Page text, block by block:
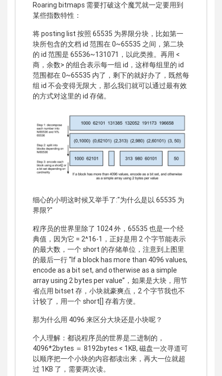
Roaring bitmaps 需要打破这个魔咒就一定要用到
某些指数特性：
将 posting list 按照 65535 为界限分块，比如第一
块所包含的文档 id 范围在 0~65535 之间，第二块
的 id 范围是 65536~131071，以此类推。再用 <
商，余数> 的组合表示每一组 id，这样每组里的 id
范围都在 0~65535 内了，剩下的就好办了，既然每
组 id 不会变得无限大，那么我们就可以通过最有效
的方式对这里的 id 存储。
细心的小明这时候又举手了:"为什么是以 65535 为
界限?"
程序员的世界里除了 1024 外，65535 也是一个经
典值，因为它 = 2^16-1，正好是用 2 个字节能表示
的最大数，一个 short 的存储单位，注意到上图里
的最后一行 “If a block has more than 4096 values,
encode as a bit set, and otherwise as a simple
array using 2 bytes per value”，如果是大块，用节
省点用 bitset 存，小块就豪爽点，2 个字节我也不
计较了，用一个 short[] 存着方便。
那为什么用 4096 来区分大块还是小块呢？
个人理解：都说程序员的世界是二进制的，
4096*2bytes ＝ 8192bytes < 1KB, 磁盘一次寻道可
以顺序把一个小块的内容都读出来，再大一位就超
过 1KB 了，需要两次读。